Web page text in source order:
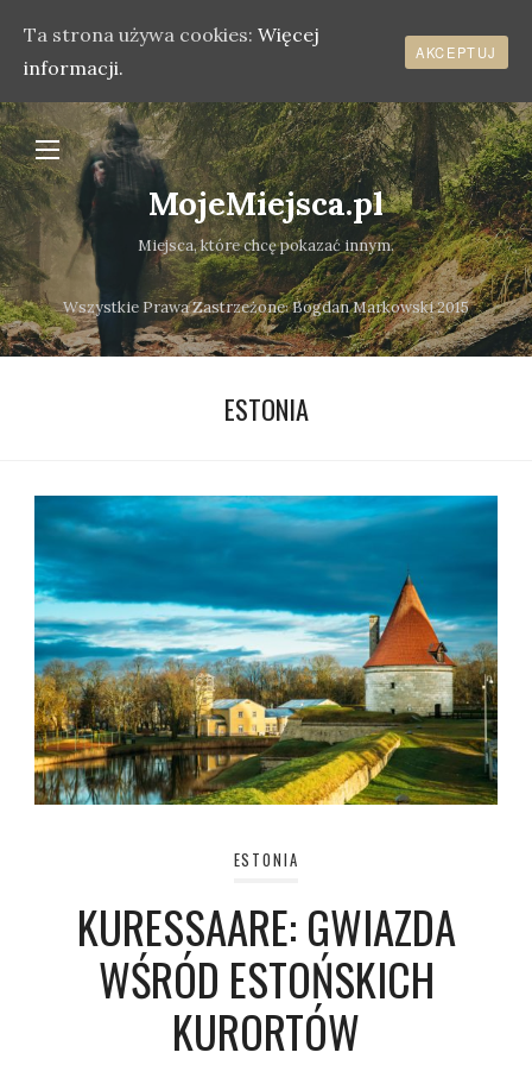
MojeMiejsca.pl
Miejsca, które chcę pokazać innym.
Wszystkie Prawa Zastrzeżone܃ Bogdan Markowski 2015
ESTONIA
ESTONIA
KURESSAARE: GWIAZDA
WŚRÓD ESTOŃSKICH
KURORTÓW
Ta strona używa cookies: Więcej
informacji.
AKCEPTUJ